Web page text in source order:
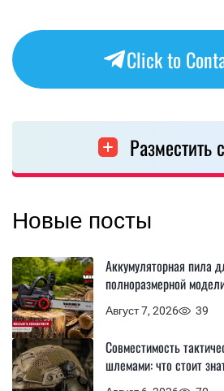
Click to
Разместить
Новые посты
Август 7, 2026 39
Аккумуляторная пила
полноразмерной
Совместимость
шлемами: что стоит